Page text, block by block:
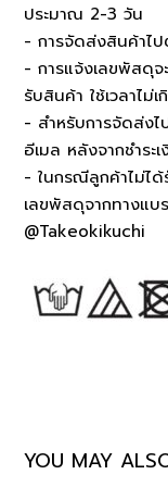
ประมาณ 2-3 วัน
- การจัดส่งสินค้าไป
- การแจ้งเลขพัสดุจ
รับสินค้า ใช้เวลาไม่
- สำหรับการจัดส่ง
อีเมล หลังจากชำระเ
- ในกรณีลูกค้าไม่ไ
เลขพัสดุจากทางแ
@Takeokikuchi
YOU MAY